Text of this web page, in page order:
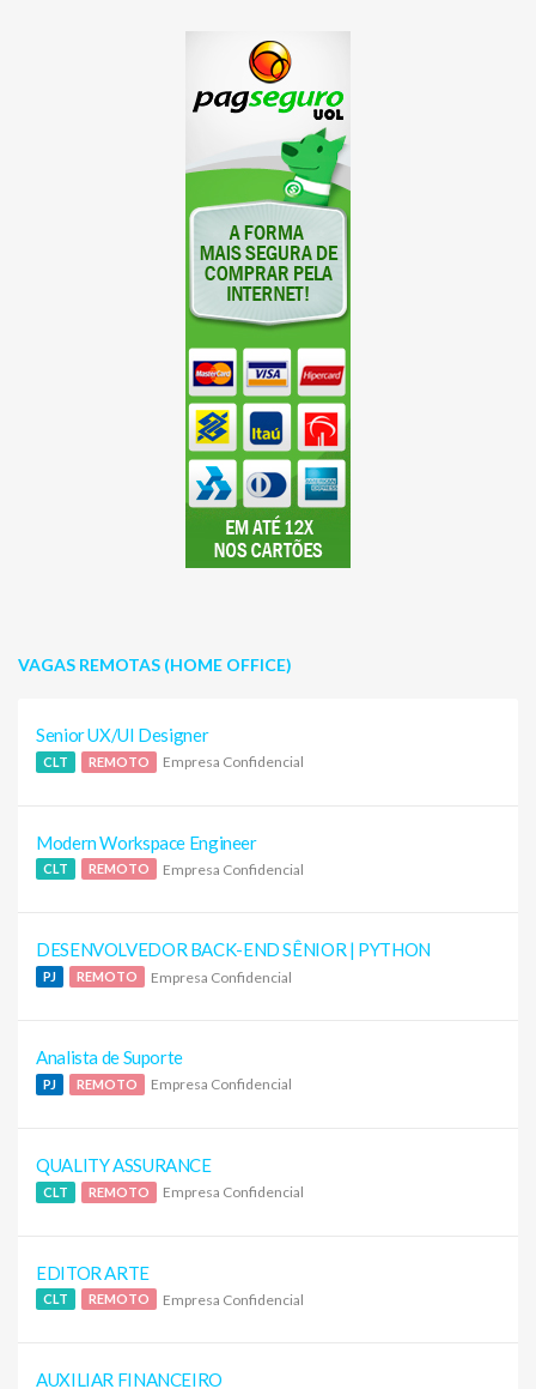
VAGAS REMOTAS (HOME OFFICE)
Senior UX/UI Designer
CLT REMOTO Empresa Confidencial
Modern Workspace Engineer
CLT REMOTO Empresa Confidencial
DESENVOLVEDOR BACK-END SÊNIOR | PYTHON
PJ REMOTO Empresa Confidencial
Analista de Suporte
PJ REMOTO Empresa Confidencial
QUALITY ASSURANCE
CLT REMOTO Empresa Confidencial
EDITOR ARTE
CLT REMOTO Empresa Confidencial
AUXILIAR FINANCEIRO